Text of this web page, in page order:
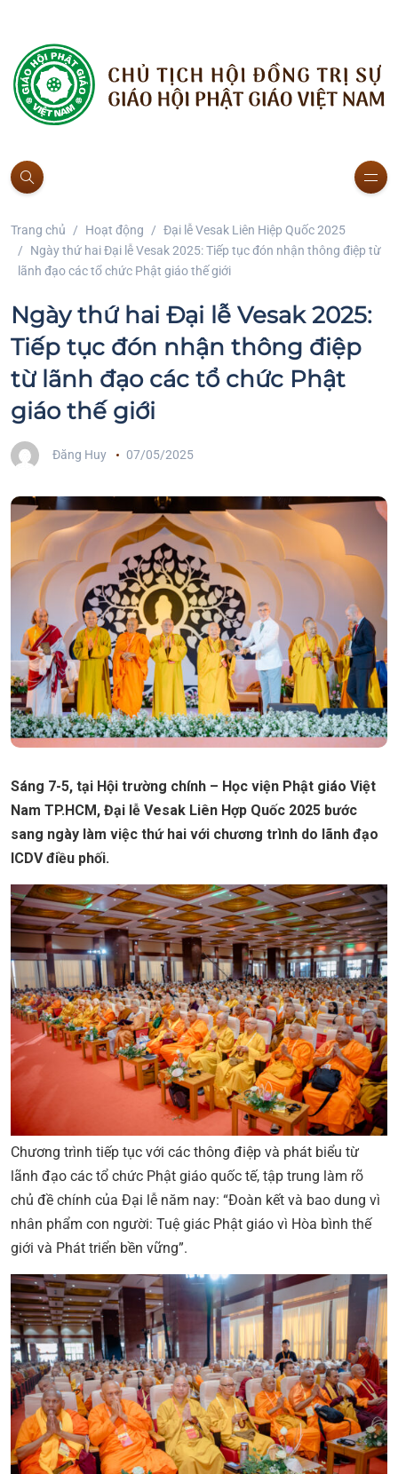
Trang chủ Hoạt động
Đại lễ Vesak Liên Hiệp Quốc 2025
Ngày thứ hai Đại lễ Vesak 2025: Tiếp tục đón nhận thông điệp từ
lãnh đạo các tổ chức Phật giáo thế giới
Ngày thứ hai Đại lễ Vesak 2025:
Tiếp tục đón nhận thông điệp
từ lãnh đạo các tổ chức Phật
giáo thế giới
Đăng Huy 07/05/2025
Sáng 7-5, tại Hội trường chính – Học viện Phật giáo Việt
Nam TP.HCM, Đại lễ Vesak Liên Hợp Quốc 2025 bước
sang ngày làm việc thứ hai với chương trình do lãnh đạo
ICDV điều phối.
Chương trình tiếp tục với các thông điệp và phát biểu từ
lãnh đạo các tổ chức Phật giáo quốc tế, tập trung làm rõ
chủ đề chính của Đại lễ năm nay: “Đoàn kết và bao dung vì
nhân phẩm con người: Tuệ giác Phật giáo vì Hòa bình thế
giới và Phát triển bền vững”.